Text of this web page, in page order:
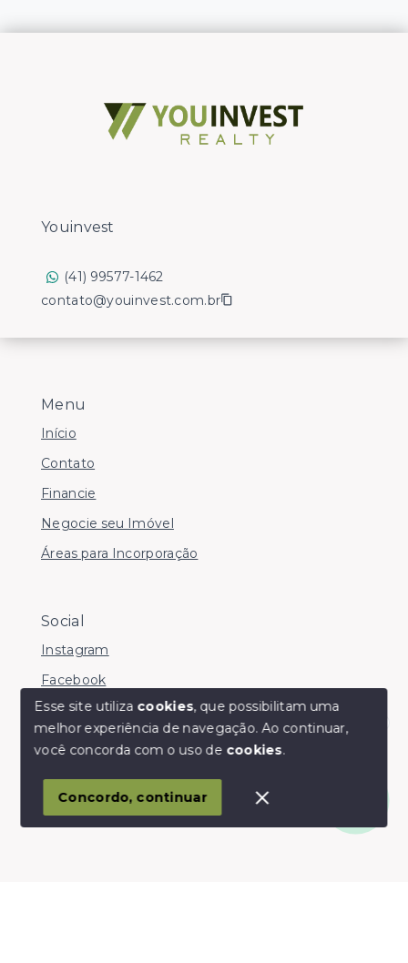
Olá! somos da Linkmob, como podemos ajudar?
Menu
Início
Contato
Financie
Negocie seu Imóvel
Áreas para Incorporação
Social
Instagram
Facebook
© Copyright 2026 - Youinvest - Todos os direitos
SITE PARA IMOBILIARIA
Youinvest
(41) 99577-1462
contato@youinvest.com.br
Esse site utiliza cookies, que possibilitam uma
melhor experiência de navegação.Ao continuar,
você concorda com o uso de cookies.
Concordo, continuar